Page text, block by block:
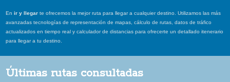
Enir y llegar te ofrecemos la mejor ruta para llegar a cualquier destino. Utilizamos las más
avanzadas tecnologías de representación de mapas, cálculo de rutas, datos de tráfico
actualizados en tiempo real y calculador de distancias para ofrecerte un detallado itenerario
para llegar a tu destino.
Últimas rutas consultadas